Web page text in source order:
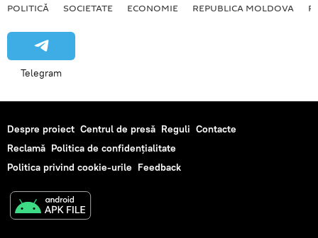
POLITICĂ SOCIETATE ECONOMIE REPUBLICA MOLDOVA
Telegram
Despre proiect Centrul de presă Reguli Contacte
Reclamă Politica de confidențialitate
Politica privind cookie-urile Feedback